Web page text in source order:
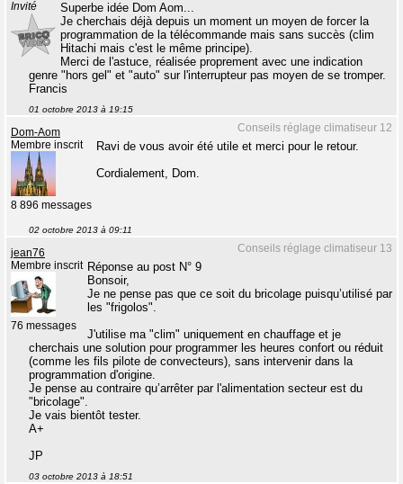
Invité
Superbe idée Dom Aom...
Je cherchais déjà depuis un moment un moyen de forcer la
programmation de la télécommande mais sans succès (clim
Hitachi mais c'est le même principe).
Merci de l'astuce, réalisée proprement avec une indication
genre "hors gel" et "auto" sur l'interrupteur pas moyen de se tromper.
Francis
01 octobre 2013 à 19:15
Conseils réglage climatiseur 12
Dom-Aom
Membre inscrit
8 896 messages
Ravi de vous avoir été utile et merci pour le retour.
Cordialement, Dom.
02 octobre 2013 à 09:11
Conseils réglage climatiseur 13
jean76
Membre inscrit
76 messages
Réponse au post N° 9
Bonsoir,
Je ne pense pas que ce soit du bricolage puisqu’utilisé par
les "frigolos".
J'utilise ma "clim" uniquement en chauffage et je
cherchais une solution pour programmer les heures confort ou réduit
(comme les fils pilote de convecteurs), sans intervenir dans la
programmation d'origine.
Je pense au contraire qu’arrêter par l'alimentation secteur est du
"bricolage".
Je vais bientôt tester.
A+
JP
03 octobre 2013 à 18:51